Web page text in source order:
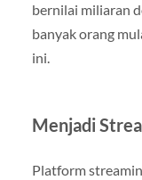
bernilai miliaran
banyak orang
ini.
Menjadi
Platform